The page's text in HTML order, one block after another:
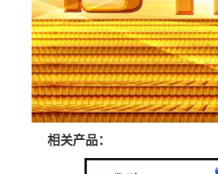
相关产品：